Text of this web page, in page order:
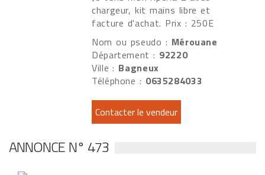
chargeur, kit mains libre et
facture d'achat. Prix : 250E
Nom ou pseudo : Mérouane
Département : 92220
Ville : Bagneux
Téléphone : 0635284033
ANNONCE N° 473